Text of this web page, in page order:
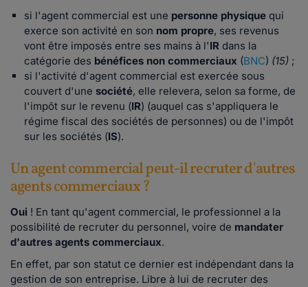
si l'agent commercial est une personne physique qui
exerce son activité en son nom propre, ses revenus
vont être imposés entre ses mains à l'IR dans la
catégorie des bénéfices non commerciaux (BNC) (15) ;
si l'activité d'agent commercial est exercée sous
couvert d'une société, elle relevera, selon sa forme, de
l'impôt sur le revenu (IR) (auquel cas s'appliquera le
régime fiscal des sociétés de personnes) ou de l'impôt
sur les sociétés (IS).
Un agent commercial peut-il recruter d'autres
agents commerciaux ?
Oui ! En tant qu'agent commercial, le professionnel a la
possibilité de recruter du personnel, voire de mandater
d'autres agents commerciaux.
En effet, par son statut ce dernier est indépendant dans la
gestion de son entreprise. Libre à lui de recruter des